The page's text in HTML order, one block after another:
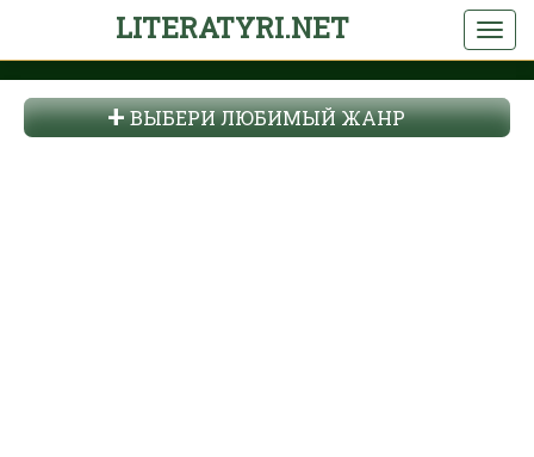
LITERATYRI.NET
ВЫБЕРИ ЛЮБИМЫЙ ЖАНР